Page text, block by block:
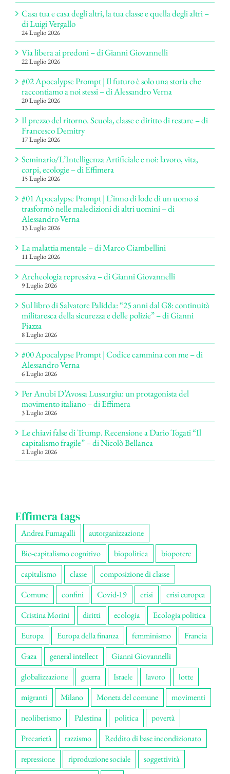
Casa tua e casa degli altri, la tua classe e quella degli altri –
di Luigi Vergallo
24 Luglio 2026
Via libera ai predoni – di Gianni Giovannelli
22 Luglio 2026
#02 Apocalypse Prompt | Il futuro è solo una storia che
raccontiamo a noi stessi – di Alessandro Verna
20 Luglio 2026
Il prezzo del ritorno. Scuola, classe e diritto di restare – di
Francesco Demitry
17 Luglio 2026
Seminario/L’Intelligenza Artificiale e noi: lavoro, vita,
corpi, ecologie – di Effimera
15 Luglio 2026
#01 Apocalypse Prompt | L’inno di lode di un uomo si
trasformò nelle maledizioni di altri uomini – di
Alessandro Verna
13 Luglio 2026
La malattia mentale – di Marco Ciambellini
11 Luglio 2026
Archeologia repressiva – di Gianni Giovannelli
9 Luglio 2026
Sul libro di Salvatore Palidda: “25 anni dal G8: continuità
militaresca della sicurezza e delle polizie” – di Gianni
Piazza
8 Luglio 2026
#00 Apocalypse Prompt | Codice cammina con me – di
Alessandro Verna
6 Luglio 2026
Per Anubi D’Avossa Lussurgiu: un protagonista del
movimento italiano – di Effimera
3 Luglio 2026
Le chiavi false di Trump. Recensione a Dario Togati “Il
capitalismo fragile” – di Nicolò Bellanca
2 Luglio 2026
Effimera tags
Andrea Fumagalli
autorganizzazione
Bio-capitalismo cognitivo
biopolitica
biopotere
capitalismo
classe
composizione di classe
Comune
confini Covid-19 crisi
crisi europea
Cristina Morini
diritti ecologia
Ecologia politica
Europa
Europa della finanza femminismo
Francia
Gaza
general intellect
Gianni Giovannelli
globalizzazione
guerra Israele lavoro
lotte
migranti
Milano Moneta del comune
movimenti
neoliberismo
Palestina politica
povertà
Precarietà
razzismo
Reddito di base incondizionato
repressione
riproduzione sociale soggettività